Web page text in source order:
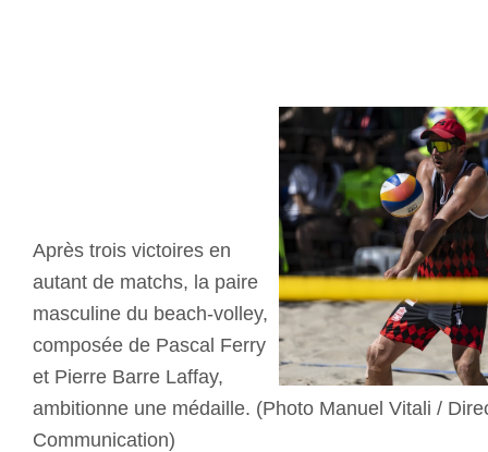
Après trois victoires en
autant de matchs, la paire
masculine du beach-volley,
composée de Pascal Ferry
et Pierre Barre Laffay,
ambitionne une médaille. (Photo Manuel Vitali /
Communication)